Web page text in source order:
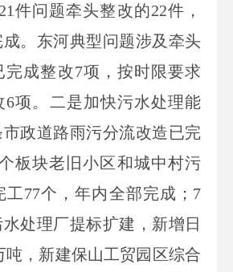
件问题牵头整改的22件，
。东河典型问题涉及牵头
完成整改7项，按时限要求
6项。二是加快污水处理能
市政道路雨污分流改造已完
板块老旧小区和城中村污
工77个，年内全部完成； 7
处理厂提标扩建，新增日
吨，新建保山工贸园区综合